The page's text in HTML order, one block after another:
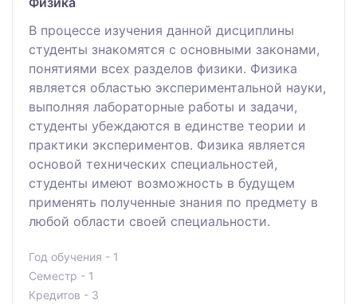
В процессе изучения данной дисциплины
студенты знакомятся с основными законами,
понятиями всех разделов физики. Физика
является областью экспериментальной науки,
выполняя лабораторные работы и задачи,
студенты убеждаются в единстве теории и
практики экспериментов. Физика является
основой технических специальностей,
студенты имеют возможность в будущем
применять полученные знания по предмету в
любой области своей специальности.
Год обучения - 1
Семестр - 1
Кредитов - 3